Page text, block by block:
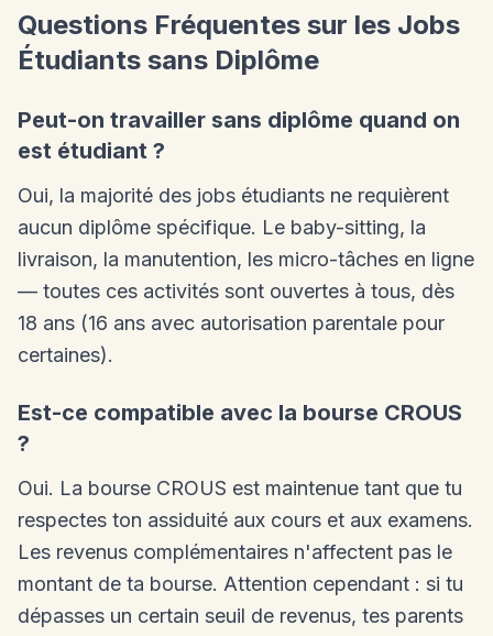
Questions Fréquentes sur les Jobs
Étudiants sans Diplôme
Peut-on travailler sans diplôme quand on
est étudiant ?
Oui, la majorité des jobs étudiants ne requièrent
aucun diplôme spécifique. Le baby-sitting, la
livraison, la manutention, les micro-tâches en ligne
— toutes ces activités sont ouvertes à tous, dès
18 ans (16 ans avec autorisation parentale pour
certaines).
Est-ce compatible avec la bourse CROUS
?
Oui. La bourse CROUS est maintenue tant que tu
respectes ton assiduité aux cours et aux examens.
Les revenus complémentaires n'affectent pas le
montant de ta bourse. Attention cependant : si tu
dépasses un certain seuil de revenus, tes parents